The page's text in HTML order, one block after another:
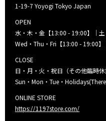
1-19-7 Yoyogi Tokyo Japan
OPEN
水・木・金【13:00 - 19:00】｜土
Wed・Thu・Fri【13:00 - 19:00】
CLOSE
日・月・火・祝日（その他臨時休
Sun・Mon・Tue・
ONLINE STORE
https://1197store.com/